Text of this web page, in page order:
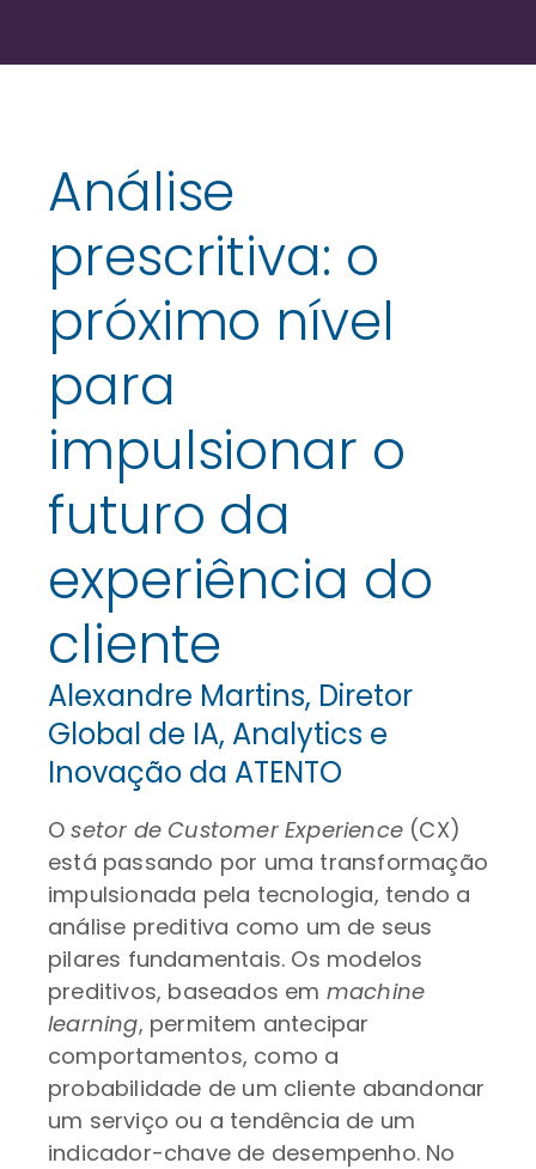
Análise
prescritiva: o
próximo nível
para
impulsionar o
futuro da
experiência do
cliente
Alexandre Martins, Diretor
Global de IA, Analytics e
Inovação da ATENTO
Osetor de Customer Experience (CX)
está passando por uma transformação
impulsionada pela tecnologia, tendo a
análise preditiva como um de seus
pilares fundamentais. Os modelos
preditivos, baseados em machine
learning, permitem antecipar
comportamentos, como a
probabilidade de um cliente abandonar
um serviço ou a tendência de um
indicador-chave de desempenho. No